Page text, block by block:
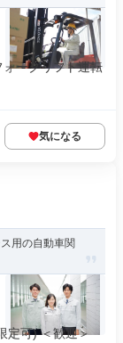
ークリフト運転
気になる
用の自動車関
定可) ＜歓迎＞